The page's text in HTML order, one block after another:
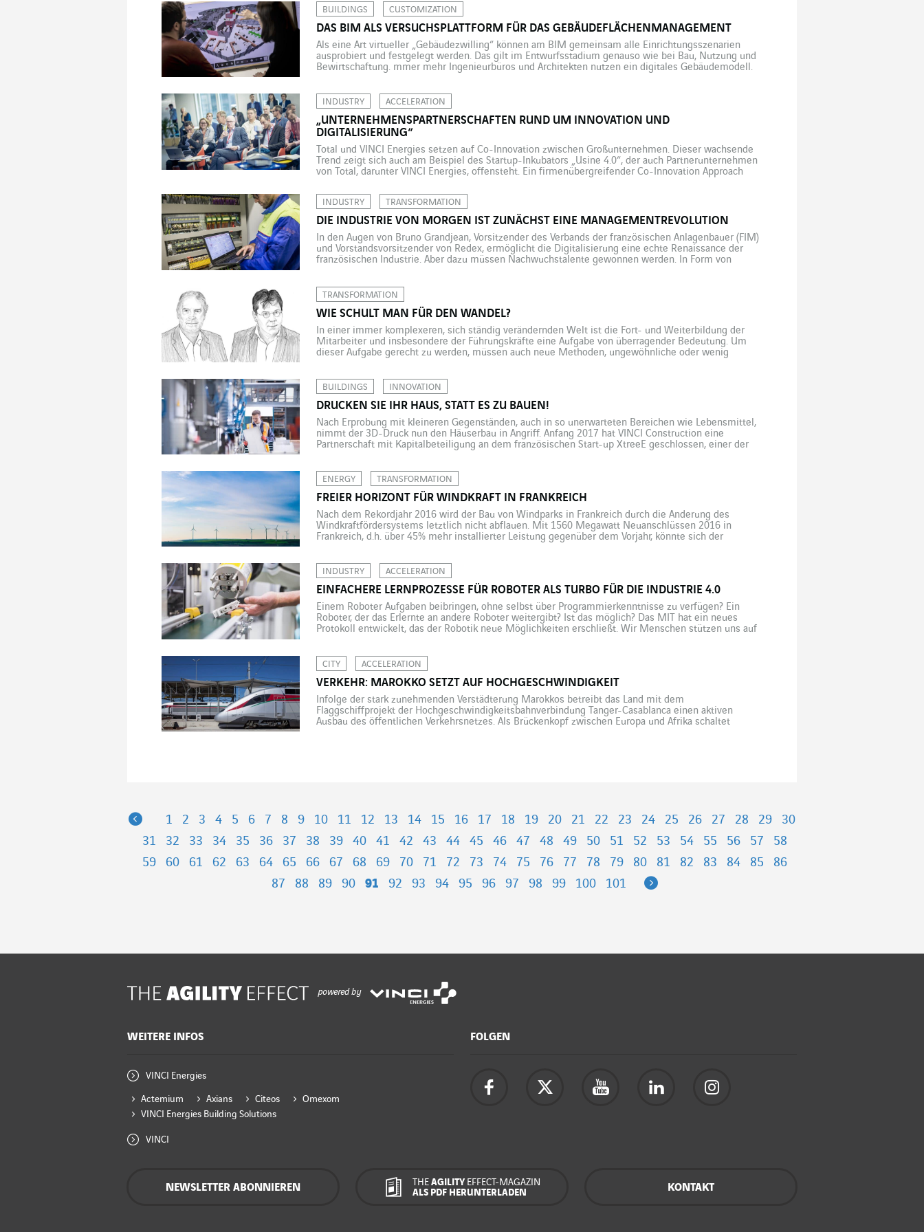
BUILDINGS CUSTOMIZATION
DAS BIM ALS VERSUCHSPLATTFORM FÜR DAS GEBÄUDEFLÄCHENMANAGEMENT
Als eine Art virtueller „Gebäudezwilling“ können am BIM gemeinsam alle Einrichtungsszenarien
ausprobiert und festgelegt werden. Das gilt im Entwurfsstadium genauso wie bei Bau, Nutzung und
Bewirtschaftung. mmer mehr Ingenieurbüros und Architekten nutzen ein digitales Gebäudemodell.
INDUSTRY ACCELERATION
„UNTERNEHMENSPARTNERSCHAFTEN RUND UM INNOVATION UND
DIGITALISIERUNG“
Total und VINCI Energies setzen auf Co-Innovation zwischen Großunternehmen. Dieser wachsende
Trend zeigt sich auch am Beispiel des Startup-Inkubators „Usine 4.0“, der auch Partnerunternehmen
von Total, darunter VINCI Energies, offensteht. Ein firmenübergreifender Co-Innovation Approach
Accelerator „Usine 4.0“ (Fabrik […]
INDUSTRY TRANSFORMATION
DIE INDUSTRIE VON MORGEN IST ZUNÄCHST EINE MANAGEMENTREVOLUTION
In den Augen von Bruno Grandjean, Vorsitzender des Verbands der französischen Anlagenbauer (FIM)
und Vorstandsvorsitzender von Redex, ermöglicht die Digitalisierung eine echte Renaissance der
französischen Industrie. Aber dazu müssen Nachwuchstalente gewonnen werden. In Form von
TRANSFORMATION
WIE SCHULT MAN FÜR DEN WANDEL?
In einer immer komplexeren, sich ständig verändernden Welt ist die Fort- und Weiterbildung der
Mitarbeiter und insbesondere der Führungskräfte eine Aufgabe von überragender Bedeutung. Um
dieser Aufgabe gerecht zu werden, müssen auch neue Methoden, ungewöhnliche oder wenig
BUILDINGS INNOVATION
DRUCKEN SIE IHR HAUS, STATT ES ZU BAUEN!
Nach Erprobung mit kleineren Gegenständen, auch in so unerwarteten Bereichen wie Lebensmittel,
nimmt der 3D-Druck nun den Häuserbau in Angriff. Anfang 2017 hat VINCI Construction eine
Partnerschaft mit Kapitalbeteiligung an dem französischen Start-up XtreeE geschlossen, einer der
ENERGY TRANSFORMATION
FREIER HORIZONT FÜR WINDKRAFT IN FRANKREICH
Nach dem Rekordjahr 2016 wird der Bau von Windparks in Frankreich durch die Änderung des
Windkraftfördersystems letztlich nicht abflauen. Mit 1560 Megawatt Neuanschlüssen 2016 in
Frankreich, d.h. über 45% mehr installierter Leistung gegenüber dem Vorjahr, könnte sich der
INDUSTRY ACCELERATION
EINFACHERE LERNPROZESSE FÜR ROBOTER ALS TURBO FÜR DIE INDUSTRIE 4.0
Einem Roboter Aufgaben beibringen, ohne selbst über Programmierkenntnisse zu verfügen? Ein
Roboter, der das Erlernte an andere Roboter weitergibt? Ist das möglich? Das MIT hat ein neues
Protokoll entwickelt, das der Robotik neue Möglichkeiten erschließt. Wir Menschen stützen uns auf
CITY ACCELERATION
VERKEHR: MAROKKO SETZT AUF HOCHGESCHWINDIGKEIT
Infolge der stark zunehmenden Verstädterung Marokkos betreibt das Land mit dem
Flaggschiffprojekt der Hochgeschwindigkeitsbahnverbindung Tanger-Casablanca einen aktiven
Ausbau des öffentlichen Verkehrsnetzes. Als Brückenkopf zwischen Europa und Afrika schaltet
Previous
1 2 3 4 5 6 7 8 9 10 11 12 13 14 15 16 17 18 19 20 21 22 23 24 25 26 27 28 29
30
31
32 33 34 35 36 37 38 39 40 41 42 43 44 45 46 47 48 49 50 51 52 53 54 55 56 57
58
59
60 61 62 63 64 65 66 67 68 69 70 71 72 73 74 75 76 77 78 79 80 81 82 83 84 85
86
87
88 89 90 91 92 93 94 95 96 97 98 99 100 101 Next
powered by
WEITERE INFOS
VINCI Energies
Actemium Axians Citeos
Omexom
VINCI Energies Building Solutions
VINCI
FOLGEN
NEWSLETTER ABONNIEREN THEAGILITY EFFECT-MAGAZIN
ALS PDF HERUNTERLADEN
KONTAKT